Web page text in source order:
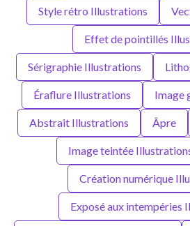
Style rétro Illustrations
Effet de pointillés
Sérigraphie Illustrations
Éraflure Illustrations Image
Abstrait Illustrations Âpre
Image teintée
Création numérique
Exposé aux intempéries